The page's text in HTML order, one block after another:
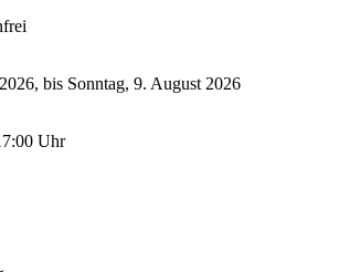
bis Sonntag, 9. August 2026
Uhr